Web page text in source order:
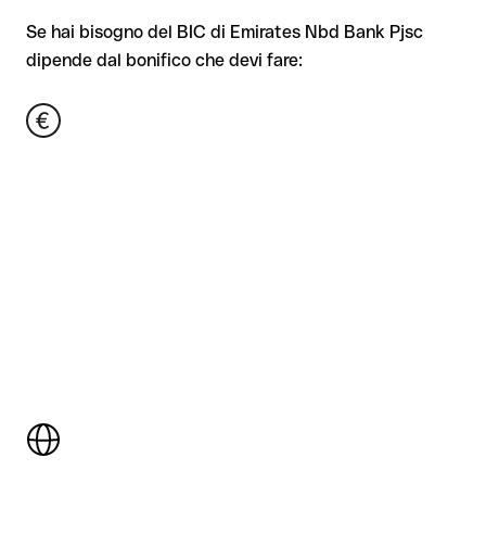
Se hai bisogno del BIC di Emirates Nbd Bank Pjsc
dipende dal bonifico che devi fare: